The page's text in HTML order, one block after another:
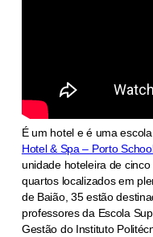
É um hotel e é uma
Hotel & Spa – Porto
unidade hoteleira de
quartos localizados em
de Baião, 35 estão
professores da Escola
Gestão do Instituto